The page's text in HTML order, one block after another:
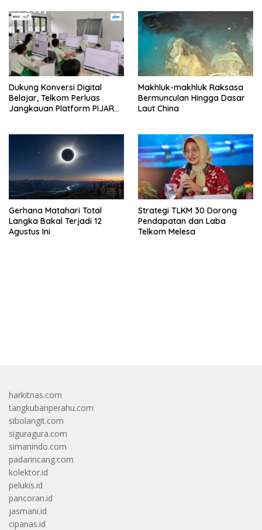
Dukung Konversi Digital
Belajar, Telkom Perluas
Jangkauan Platform PIJAR
Makhluk-makhluk Raksasa
Bermunculan Hingga Dasar
Laut China
Gerhana Matahari Total
Langka Bakal Terjadi 12
Agustus Ini
Strategi TLKM 30 Dorong
Pendapatan dan Laba
Telkom Melesa
harkitnas.com
tangkubanperahu.com
sibolangit.com
siguragura.com
simanindo.com
padarincang.com
kolektor.id
pelukis.id
pancoran.id
jasmani.id
cipanas.id